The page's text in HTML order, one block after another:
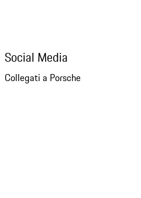
Social Media
Collegati a Porsche